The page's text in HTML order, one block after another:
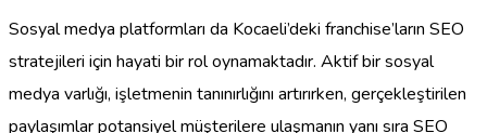
Sosyal medya platformları da Kocaeli’deki franchise’ların SEO
stratejileri için hayati bir rol oynamaktadır. Aktif bir sosyal
medya varlığı, işletmenin tanınırlığını artırırken, gerçekleştirilen
paylaşımlar potansiyel müşterilere ulaşmanın yanı sıra SEO